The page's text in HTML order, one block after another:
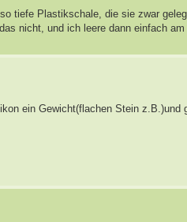
tiefe Plastikschale, die sie zwar
nicht, und ich leere dann einfach
ein Gewicht(flachen Stein